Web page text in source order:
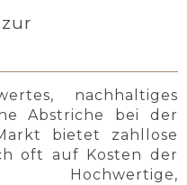
nachhaltiges
Abstriche bei der
bietet zahllose
oft auf Kosten der